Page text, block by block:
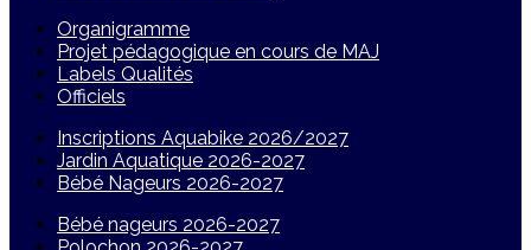
Organigramme
Projet pédagogique en cours de MAJ
Labels Qualités
Officiels
Inscriptions Aquabike 2026/2027
Jardin Aquatique 2026-2027
Bébé Nageurs 2026-2027
Bébé nageurs 2026-2027